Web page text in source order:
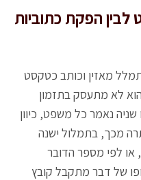
הפקת כתוביות
מאזין וכותב כטקסט
לא מתעסק בתזמון
שניה נאמר כל משפט, כיוון
מכך, בתמלול ישנה
או לפי מספר הדובר
של דבר מתקבל קובץ